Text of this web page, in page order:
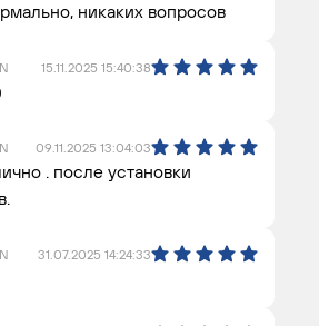
никаких вопросов
15.11.2025 15:40:38
09.11.2025 13:04:03
. после установки
31.07.2025 14:24:33